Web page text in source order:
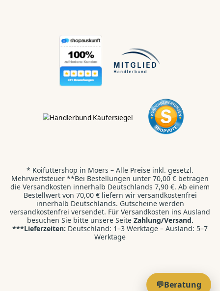
* Koifuttershop in Moers – Alle Preise inkl. gesetzl.
Mehrwertsteuer **Bei Bestellungen unter 70,00 € betragen
die Versandkosten innerhalb Deutschlands 7,90 €. Ab einem
Bestellwert von 70,00 € liefern wir versandkostenfrei
innerhalb Deutschlands. Gutscheine werden
versandkostenfrei versendet. Für Versandkosten ins Ausland
besuchen Sie bitte unsere Seite Zahlung/Versand.
***Lieferzeiten: Deutschland: 1–3 Werktage – Ausland: 5–7
Werktage
Hallo Koi & Teich
Liebhaber,
Kontaktiert uns direkt:
✉️ Kontaktformular
Wir freuen uns auf deine E-Mail.
📞 Direktanruf
+49 2841 9987710
KI-Suche / Beratung
💬Beratung